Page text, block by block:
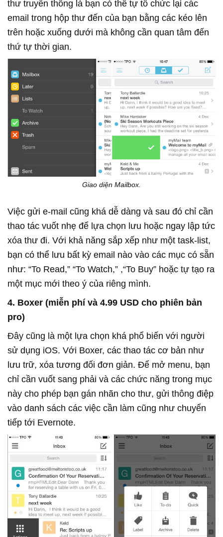
thư truyền thống là bạn có thể tự tổ chức lại các
email trong hộp thư đến của bạn bằng các kéo lên
trên hoặc xuống dưới mà không cần quan tâm đến
thứ tự thời gian.
Giao diện Mailbox.
Việc gửi e-mail cũng khá dễ dàng và sau đó chỉ cần
thao tác vuốt nhẹ để lựa chọn lưu hoặc ngay lập tức
xóa thư đi. Với khả năng sắp xếp như một task-list,
bạn có thể lưu bất kỳ email nào vào các mục có sẵn
như: “To Read,” “To Watch,” ,“To Buy” hoặc tự tạo ra
một mục mới theo ý của riêng mình.
4. Boxer (miễn phí và 4.99 USD cho phiên bản
pro)
Đây cũng là một lựa chọn khá phổ biến với người
sử dụng iOS. Với Boxer, các thao tác cơ bản như
lưu trữ, xóa tương đối đơn giản. Để mở menu, bạn
chỉ cần vuốt sang phải và các chức năng trong mục
này cho phép bạn gán nhãn cho thư, gửi thông điệp
vào danh sách các việc cần làm cũng như chuyển
tiếp tới Evernote.